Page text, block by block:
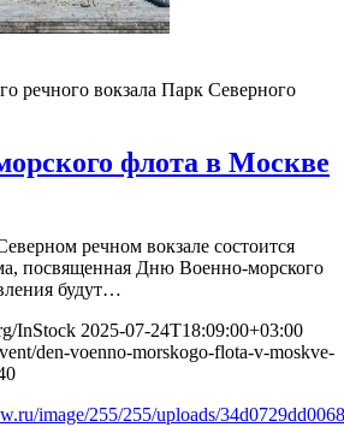
речного вокзала Парк Северного
флота в Москве
речном вокзале состоится
посвященная Дню Военно-морского
будут…
InStock 2025-07-24T18:09:00+03:00
den-voenno-morskogo-flota-v-moskve-
image/255/255/uploads/